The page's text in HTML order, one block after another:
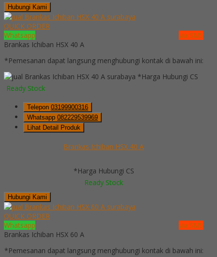
Hubungi Kami
QUICK ORDER
Whatsapp
via SMS
Brankas Ichiban HSX 40 A
*Pemesanan dapat langsung menghubungi kontak di bawah ini:
*Harga Hubungi CS
Ready Stock
Telepon 03199900316
Whatsapp 082229539969
Lihat Detail Produk
Brankas Ichiban HSX 40 A
*Harga Hubungi CS
Ready Stock
Hubungi Kami
QUICK ORDER
Whatsapp
via SMS
Brankas Ichiban HSX 60 A
*Pemesanan dapat langsung menghubungi kontak di bawah ini: